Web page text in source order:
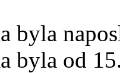
byla
byla od